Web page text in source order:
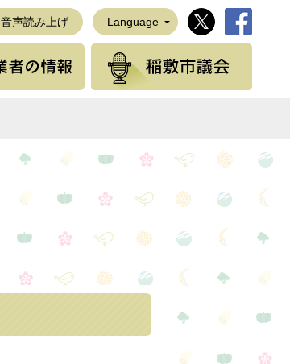
音声読み上げ Language 稲敷市公式
事業者の情報